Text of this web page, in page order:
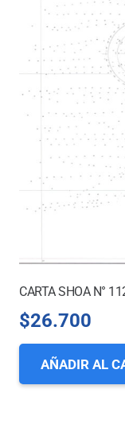
CARTA SHOA N°
$26.700
AÑADIR AL